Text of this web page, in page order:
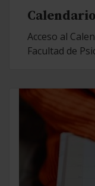
Acceso al
Facultad de